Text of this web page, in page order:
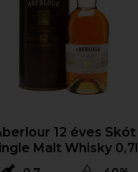
12 éves Skót
Malt Whisky 0,7l